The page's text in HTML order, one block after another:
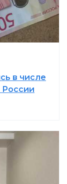
в числе
России